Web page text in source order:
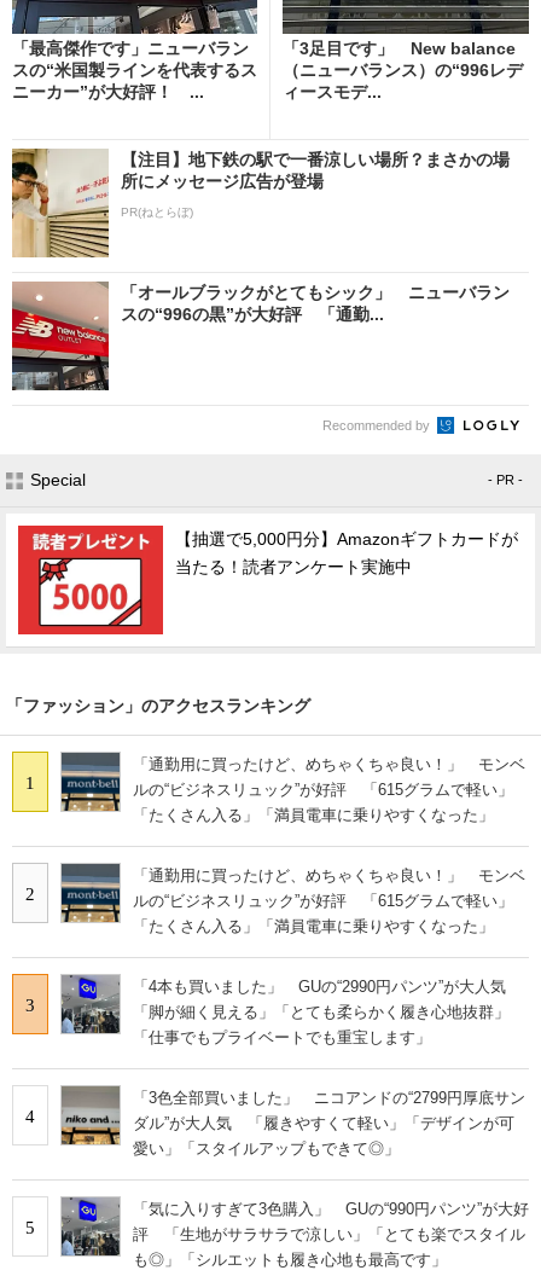
「最高傑作です」ニューバラン
スの“米国製ラインを代表するス
ニーカー”が大好評！ ...
「3足目です」 New balance
（ニューバランス）の“996レデ
ィースモデ...
【注目】地下鉄の駅で一番涼しい場所？まさかの場
所にメッセージ広告が登場
PR(ねとらぼ)
「オールブラックがとてもシック」 ニューバラン
スの“996の黒”が大好評 「通勤...
Recommended by
Special - PR -
【抽選で5,000円分】Amazonギフトカードが
当たる！読者アンケート実施中
「ファッション」のアクセスランキング
1
「通勤用に買ったけど、めちゃくちゃ良い！」 モンベ
ルの“ビジネスリュック”が好評 「615グラムで軽い」
「たくさん入る」「満員電車に乗りやすくなった」
2
「通勤用に買ったけど、めちゃくちゃ良い！」 モンベ
ルの“ビジネスリュック”が好評 「615グラムで軽い」
「たくさん入る」「満員電車に乗りやすくなった」
3
「4本も買いました」 GUの“2990円パンツ”が大人気
「脚が細く見える」「とても柔らかく履き心地抜群」
「仕事でもプライベートでも重宝します」
4
「3色全部買いました」 ニコアンドの“2799円厚底サン
ダル”が大人気 「履きやすくて軽い」「デザインが可
愛い」「スタイルアップもできて◎」
5
「気に入りすぎて3色購入」 GUの“990円パンツ”が大好
評 「生地がサラサラで涼しい」「とても楽でスタイル
も◎」「シルエットも履き心地も最高です」